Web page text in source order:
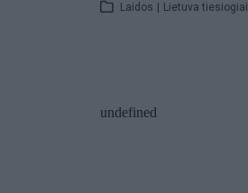
Laidos | Lietuva tiesiogiai